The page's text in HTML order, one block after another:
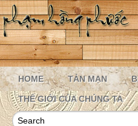
HOME TẢN MẠN
THẾ GIỚI CỦA CHÚNG TA